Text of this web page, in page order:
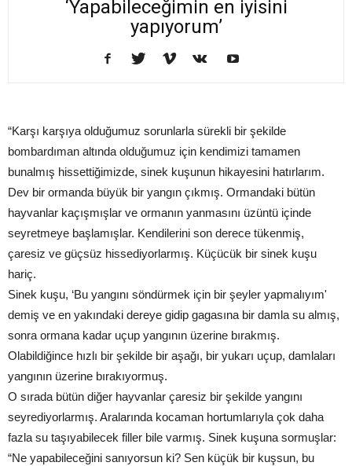
‘Yapabileceğimin en iyisini
yapıyorum’
“Karşı karşıya olduğumuz sorunlarla sürekli bir şekilde
bombardıman altında olduğumuz için kendimizi tamamen
bunalmış hissettiğimizde, sinek kuşunun hikayesini hatırlarım.
Dev bir ormanda büyük bir yangın çıkmış. Ormandaki bütün
hayvanlar kaçışmışlar ve ormanın yanmasını üzüntü içinde
seyretmeye başlamışlar. Kendilerini son derece tükenmiş,
çaresiz ve güçsüz hissediyorlarmış. Küçücük bir sinek kuşu
hariç.
Sinek kuşu, ‘Bu yangını söndürmek için bir şeyler yapmalıyım'
demiş ve en yakındaki dereye gidip gagasına bir damla su almış,
sonra ormana kadar uçup yangının üzerine bırakmış.
Olabildiğince hızlı bir şekilde bir aşağı, bir yukarı uçup, damlaları
yangının üzerine bırakıyormuş.
O sırada bütün diğer hayvanlar çaresiz bir şekilde yangını
seyrediyorlarmış. Aralarında kocaman hortumlarıyla çok daha
fazla su taşıyabilecek filler bile varmış. Sinek kuşuna sormuşlar:
“Ne yapabileceğini sanıyorsun ki? Sen küçük bir kuşsun, bu